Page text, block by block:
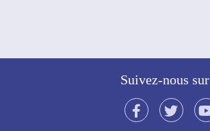
Suivez-nous sur